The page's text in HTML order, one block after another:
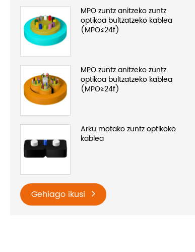
MPO zuntz anitzeko zuntz
optikoa bultzatzeko kablea
(MPO≤24f)
MPO zuntz anitzeko zuntz
optikoa bultzatzeko kablea
(MPO≥24f)
Arku motako zuntz optikoko
kablea
Gehiago ikusi